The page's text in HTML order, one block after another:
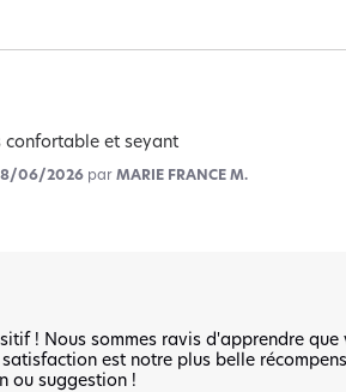
confortable et seyant
06/2026 parMARIE FRANCE M.
! Nous sommes ravis d'apprendre que
est notre plus belle
ou suggestion !